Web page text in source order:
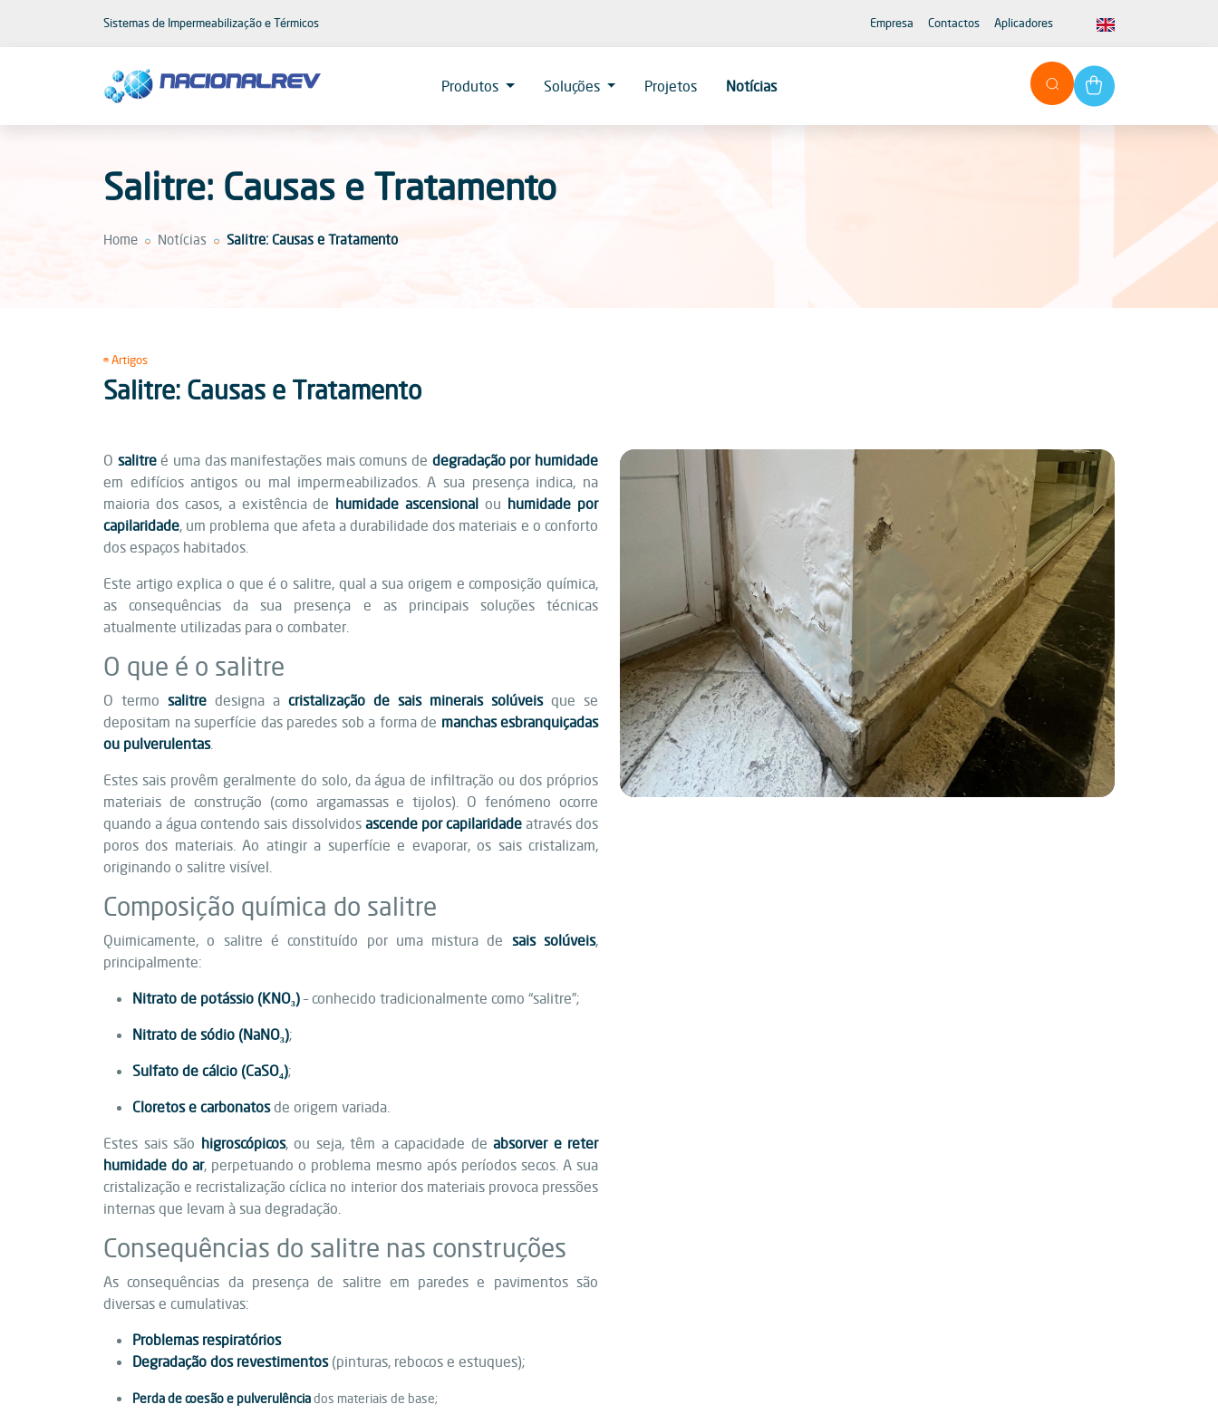
Sistemas de Impermeabilização e Térmicos Empresa Contactos Aplicadores
Produtos Soluções Projetos Notícias
Salitre: Causas e Tratamento
Home Notícias Salitre: Causas e Tratamento
Artigos
Salitre: Causas e Tratamento
O salitreé uma das manifestações mais comuns de degradação por humidade
em edifícios antigos ou mal impermeabilizados. A sua presença indica, na
maioria dos casos, a existência de humidade ascensional ou humidade por
capilaridade, um problema que afeta a durabilidade dos materiais e o conforto
dos espaços habitados.
Este artigo explica o que é o salitre, qual a sua origem e composição química,
as consequências da sua presença e as principais soluções técnicas
atualmente utilizadas para o combater.
O que é o salitre
O termo salitre designa a cristalização de sais minerais solúveisque se
depositam na superfície das paredes sob a forma de manchas esbranquiçadas
ou pulverulentas.
Estes sais provêm geralmente do solo, da água de infiltração ou dos próprios
materiais de construção (como argamassas e tijolos). O fenómeno ocorre
quando a água contendo sais dissolvidos ascende por capilaridadeatravés dos
poros dos materiais. Ao atingir a superfície e evaporar, os sais cristalizam,
originando o salitre visível.
Composição química do salitre
Quimicamente, o salitre é constituído por uma mistura de sais solúveis,
principalmente:
Nitrato de potássio (KNO₃)– conhecido tradicionalmente como “salitre”;
Nitrato de sódio (NaNO₃);
Sulfato de cálcio (CaSO₄);
Cloretos e carbonatosde origem variada.
Estes sais são higroscópicos, ou seja, têm a capacidade de absorver e reter
humidade do ar, perpetuando o problema mesmo após períodos secos. A sua
cristalização e recristalização cíclica no interior dos materiais provoca pressões
internas que levam à sua degradação.
Consequências do salitre nas construções
As consequências da presença de salitre em paredes e pavimentos são
diversas e cumulativas:
Problemas respiratórios
Degradação dos revestimentos(pinturas, rebocos e estuques);
Perda de coesão e pulverulênciados materiais de base;